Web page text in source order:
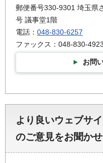
郵便番号330-9301 埼玉県
号 議事堂1階
電話： 048-830-6257
ファックス：048-830-4923
お問
より良いウェブサ
のご意見をお聞か